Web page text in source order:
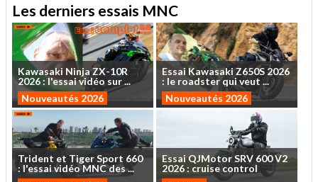
Les derniers essais MNC
Kawasaki NinjaZX-10R
2026: l'essaividéo sur...
Nouveautés 2026
Essai KawasakiZ650S 2026
: le roadsterquiveut ...
Nouveautés 2026
Trident et TigerSport 660
: l'essaividéoMNCdes...
EssaiQJMotorSRV 600V2
2026 : cruise control